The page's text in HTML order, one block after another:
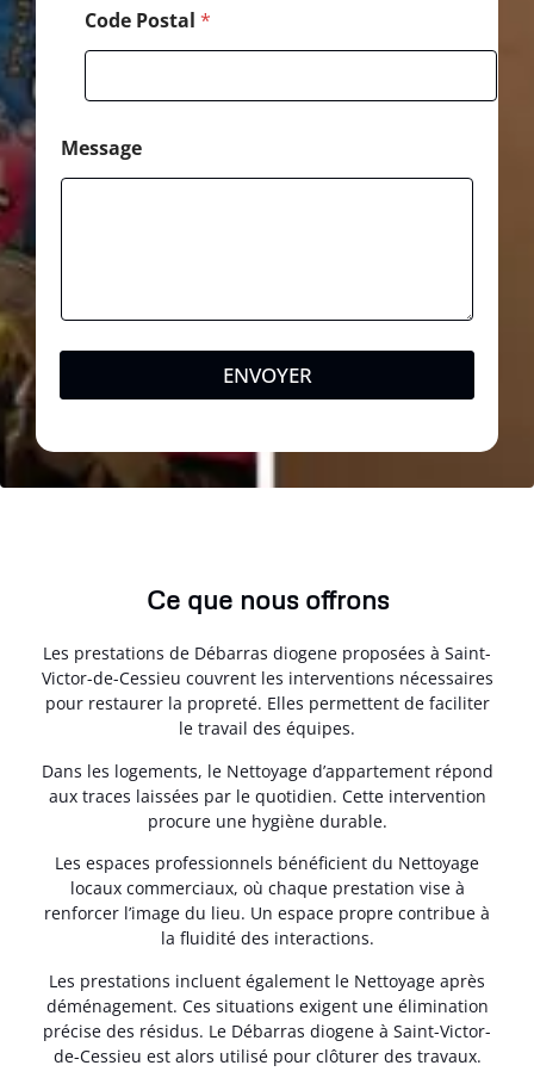
Code Postal *
Message
ENVOYER
Ce que nous offrons
Les prestations de Débarras diogene proposées à Saint-
Victor-de-Cessieu couvrent les interventions nécessaires
pour restaurer la propreté. Elles permettent de faciliter
le travail des équipes.
Dans les logements, le Nettoyage d’appartement répond
aux traces laissées par le quotidien. Cette intervention
procure une hygiène durable.
Les espaces professionnels bénéficient du Nettoyage
locaux commerciaux, où chaque prestation vise à
renforcer l’image du lieu. Un espace propre contribue à
la fluidité des interactions.
Les prestations incluent également le Nettoyage après
déménagement. Ces situations exigent une élimination
précise des résidus. Le Débarras diogene à Saint-Victor-
de-Cessieu est alors utilisé pour clôturer des travaux.